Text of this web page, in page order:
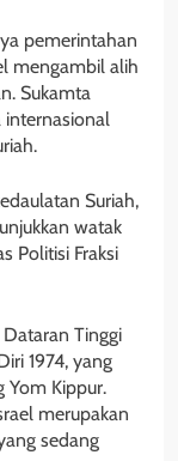
pemerintahan
mengambil alih
Sukamta
internasional
Suriah,
watak
Politisi Fraksi
Tinggi
1974, yang
Yom Kippur.
merupakan
sedang